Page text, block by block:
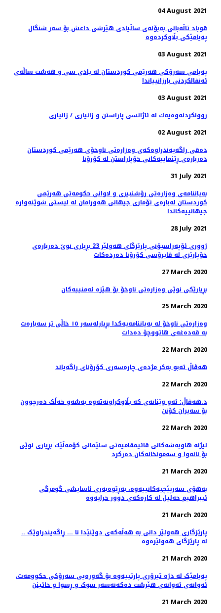
04 August 2021
قوباد تاڵەبانی بەبۆنەی ساڵیادی هێرشی داعش بۆ سەر شنگال
پەیامێکی بڵاوکردەوە
03 August 2021
پەیامی سەرۆکی هەرێمی کوردستان له‌ يادى سى و هه‌شت ساڵه‌ى
ئه‌نفالكردنى بارزانيياندا
03 August 2021
روونكردنه‌وه‌یه‌ك له‌ ئاژانسی پاراستن و زانیاری / زانیاری
02 August 2021
دەقی راگەیەندراوەکەی وەزارەتی ناوخۆی هەرێمی کوردستان
دەربارەی ڕێنماییەکانی خۆپاراستن لە کۆرۆنا
31 July 2021
بەیاننامەی وەزارەتی رۆشنبیری و لاوانی حکومەتی هەرێمی
کوردستان لەبارەی تۆماری جیهانی هەورامان لە لیستی شوێنەوارە
جیهانییەکاندا
28 July 2021
ژووری ئۆپەراسیۆنی پارێزگای هەولێر 23 بڕیاری نوێ‌ دەربارەی
خۆپارێزی لە ڤایرۆسی كۆرۆنا دەردەكات
27 March 2020
بڕیارێكی نوێی وەزارەتی ناوخۆ بۆ هێزە ئەمنییەكان
25 March 2020
وەزارەتی ناوخۆ لە بەیاننامەیەکدا بڕیارلەسەر ١٥ خاڵی تر سەبارەت
بە قەدەغەی هاتووچۆ دەدات
22 March 2020
هه‌ڤاڵ ئه‌بو به‌كر مژده‌ی چاره‌سه‌ری کۆرۆنای راگه‌یاند
22 March 2020
د.هەڤاڵ: ئەو وێنانەی کە بڵاوکراونەتەوە بەشەو خەڵک دەرچوون
بۆ سەیران کۆنن
22 March 2020
لیژنه‌ هاوبه‌شه‌كانی قائیمقامیه‌تی سلێمانی كۆمه‌ڵێك بڕیاری نوێی
بۆ نانه‌وا و سه‌مونخانه‌كان ده‌ركرد
21 March 2020
بەهۆی سەرپێچیەکانییەوە، بەڕێوەبەری ئاسایشی گومرگی
ئیبراهیم خەلیل لە کارەکەی دوور خرایەوە
21 March 2020
.. پارێزگاری هەولێر دانی بە هەڵەکەی دوێنێدا نا ... ڕاگەیندراوێک
لە پارێزگای هەولێرەوە
21 March 2020
پەیامێک لە دژە تیرۆری پارتییەوە بۆ گەورەیی سەرۆکی حکوومەت،
ئەوانەی ئەوانەی هێرشت دەکەنەسەر سوک و ڕسوا و خائینن
21 March 2020